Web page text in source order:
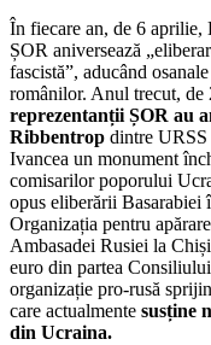
În fiecare an, de 6
ȘOR aniversează
fascistă”, aducând
românilor. Anul trecut, de
reprezentanții ȘOR au
Ribbentrop dintre URSS
Ivancea un monument
comisarilor poporului
opus eliberării
Organizația pentru
Ambasadei Rusiei la
euro din partea
organizație pro-rusă
care actualmente susține
din Ucraina.